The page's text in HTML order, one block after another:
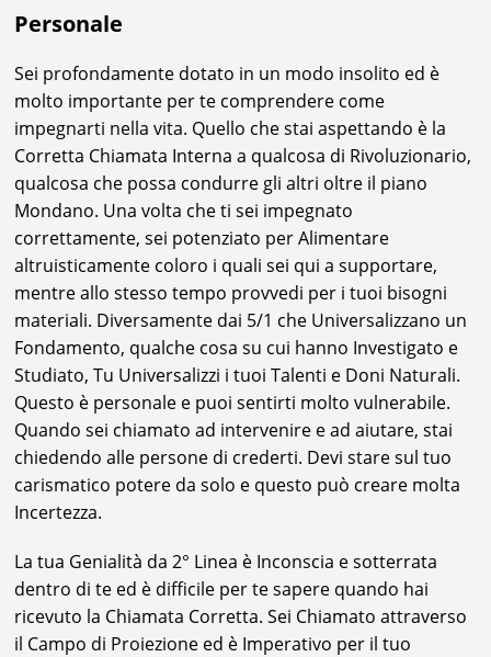
Personale
Sei profondamente dotato in un modo insolito ed è
molto importante per te comprendere come
impegnarti nella vita. Quello che stai aspettando è la
Corretta Chiamata Interna a qualcosa di Rivoluzionario,
qualcosa che possa condurre gli altri oltre il piano
Mondano. Una volta che ti sei impegnato
correttamente, sei potenziato per Alimentare
altruisticamente coloro i quali sei qui a supportare,
mentre allo stesso tempo provvedi per i tuoi bisogni
materiali. Diversamente dai 5/1 che Universalizzano un
Fondamento, qualche cosa su cui hanno Investigato e
Studiato, Tu Universalizzi i tuoi Talenti e Doni Naturali.
Questo è personale e puoi sentirti molto vulnerabile.
Quando sei chiamato ad intervenire e ad aiutare, stai
chiedendo alle persone di crederti. Devi stare sul tuo
carismatico potere da solo e questo può creare molta
Incertezza.
La tua Genialità da 2° Linea è Inconscia e sotterrata
dentro di te ed è difficile per te sapere quando hai
ricevuto la Chiamata Corretta. Sei Chiamato attraverso
il Campo di Proiezione ed è Imperativo per il tuo